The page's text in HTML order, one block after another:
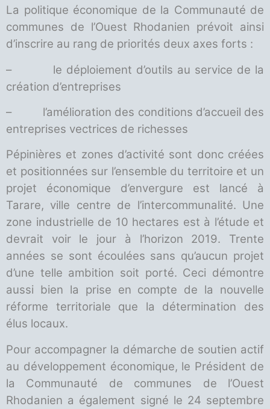
La politique économique de la Communauté de
communes de l’Ouest Rhodanien prévoit ainsi
d’inscrire au rang de priorités deux axes forts :
– le déploiement d’outils au service de la
création d’entreprises
– l’amélioration des conditions d’accueil des
entreprises vectrices de richesses
Pépinières et zones d’activité sont donc créées
et positionnées sur l’ensemble du territoire et un
projet économique d’envergure est lancé à
Tarare, ville centre de l’intercommunalité. Une
zone industrielle de 10 hectares est à l’étude et
devrait voir le jour à l’horizon 2019. Trente
années se sont écoulées sans qu’aucun projet
d’une telle ambition soit porté. Ceci démontre
aussi bien la prise en compte de la nouvelle
réforme territoriale que la détermination des
élus locaux.
Pour accompagner la démarche de soutien actif
au développement économique, le Président de
la Communauté de communes de l’Ouest
Rhodanien a également signé le 24 septembre